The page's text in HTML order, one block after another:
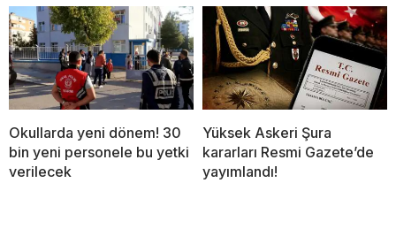
Okullarda yeni dönem! 30
bin yeni personele bu yetki
verilecek
Yüksek Askeri Şura
kararları Resmi Gazete’de
yayımlandı!